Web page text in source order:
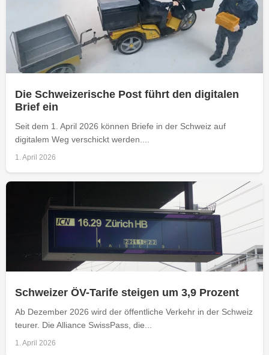
Die Schweizerische Post führt den digitalen
Brief ein
Seit dem 1. April 2026 können Briefe in der Schweiz auf
digitalem Weg verschickt werden....
1. April 2026
Schweizer ÖV-Tarife steigen um 3,9 Prozent
Ab Dezember 2026 wird der öffentliche Verkehr in der Schweiz
teurer. Die Alliance SwissPass, die...
1. April 2026